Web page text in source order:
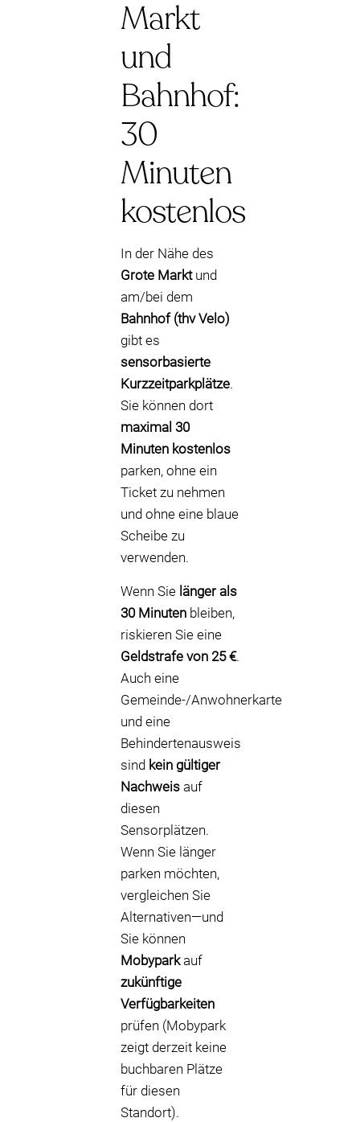
Markt
und
Bahnhof:
30
Minuten
kostenlos
In der Nähe des
Grote Marktund
am/bei dem
Bahnhof (thv Velo)
gibt es
sensorbasierte
Kurzzeitparkplätze.
Sie können dort
maximal 30
Minuten kostenlos
parken, ohne ein
Ticket zu nehmen
und ohne eine blaue
Scheibe zu
verwenden.
Wenn Sie länger als
30 Minuten bleiben,
riskieren Sie eine
Geldstrafe von 25 €.
Auch eine
Gemeinde-/Anwohnerkarte
und eine
Behindertenausweis
sind kein gültiger
Nachweis auf
diesen
Sensorplätzen.
Wenn Sie länger
parken möchten,
vergleichen Sie
Alternativen—und
Sie können
Mobyparkauf
zukünftige
Verfügbarkeiten
prüfen (Mobypark
zeigt derzeit keine
buchbaren Plätze
für diesen
Standort).